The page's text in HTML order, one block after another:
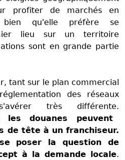
profiter de marchés en
bien qu'elle préfère se
lieu sur un territoire
sont en grande partie
tant sur le plan commercial
des réseaux
très différente.
les douanes peuvent
de tête à un franchiseur.
poser la question de
à la demande locale.